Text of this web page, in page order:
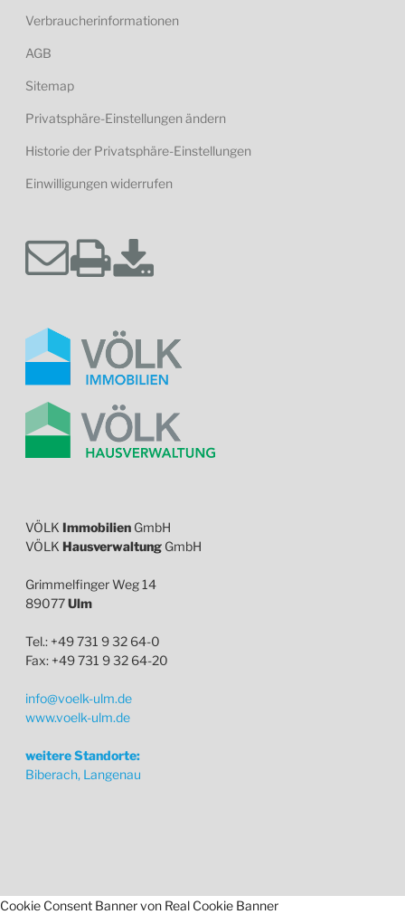
Verbraucherinformationen
AGB
Sitemap
Privatsphäre-Einstellungen ändern
Historie der Privatsphäre-Einstellungen
Einwilligungen widerrufen
VÖLK Immobilien GmbH
VÖLK Hausverwaltung GmbH
Grimmelfinger Weg 14
89077Ulm
Tel.: +49 731 9 32 64-0
Fax: +49 731 9 32 64-20
info@voelk-ulm.de
www.voelk-ulm.de
weitere Standorte:
Biberach, Langenau
Cookie Consent Banner von Real Cookie Banner